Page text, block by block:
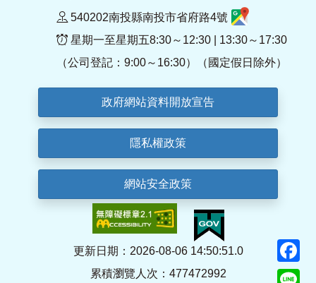
540202南投縣南投市省府路4號
星期一至星期五8:30～12:30 | 13:30～17:30
（公司登記：9:00～16:30）（國定假日除外）
政府網站資料開放宣告
隱私權政策
網站安全政策
更新日期：2026-08-06 14:50:51.0
累積瀏覽人次：477472992